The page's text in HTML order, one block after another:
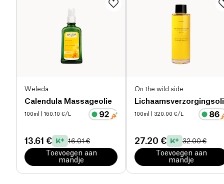
Weleda
Calendula Massageolie
100ml | 160.10 €/L
13.61 € 16.01 €
Toevoegen aan
mandje
On the wild side
100ml | 320.00 €/L
27.20 € 32.00 €
Toevoegen aan
mandje